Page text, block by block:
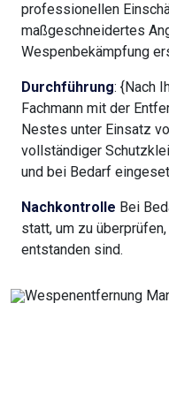
professionellen
maßgeschneidertes
Wespenbekämpfung
Durchführung: {Nach
Fachmann mit der
Nestes unter Einsatz
vollständiger
und bei Bedarf
Nachkontrolle Bei
statt, um zu
entstanden sind.